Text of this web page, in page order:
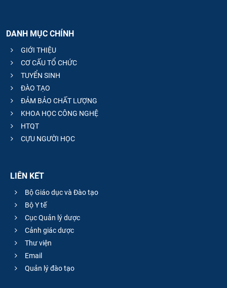
DANH MỤC CHÍNH
GIỚI THIỆU
CƠ CẤU TỔ CHỨC
TUYỂN SINH
ĐÀO TẠO
ĐẢM BẢO CHẤT LƯỢNG
KHOA HỌC CÔNG NGHỆ
HTQT
CỰU NGƯỜI HỌC
LIÊN KẾT
Bộ Giáo dục và Đào tạo
Bộ Y tế
Cục Quản lý dược
Cảnh giác dược
Thư viện
Email
Quản lý đào tạo